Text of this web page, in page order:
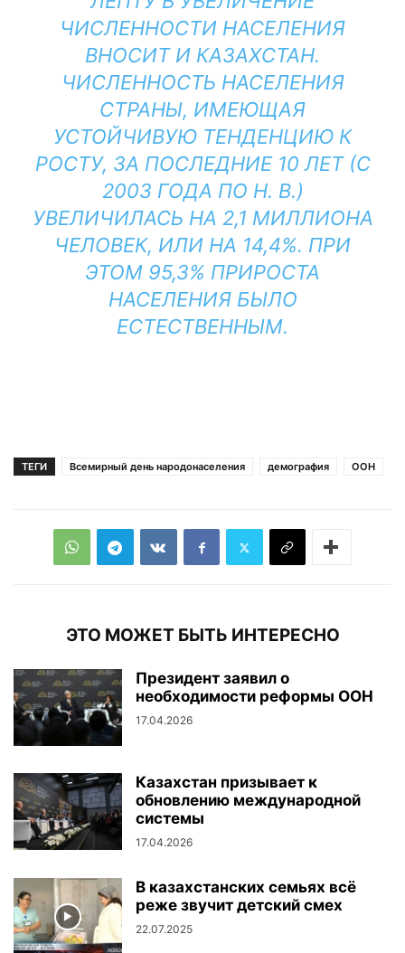
ЧИСЛЕННОСТИ НАСЕЛЕНИЯ
ВНОСИТ И КАЗАХСТАН.
ЧИСЛЕННОСТЬ НАСЕЛЕНИЯ
СТРАНЫ, ИМЕЮЩАЯ
УСТОЙЧИВУЮ ТЕНДЕНЦИЮ К
РОСТУ, ЗА ПОСЛЕДНИЕ 10 ЛЕТ (С
2003 ГОДА ПО Н. В.)
УВЕЛИЧИЛАСЬ НА 2,1 МИЛЛИОНА
ЧЕЛОВЕК, ИЛИ НА 14,4%. ПРИ
ЭТОМ 95,3% ПРИРОСТА
НАСЕЛЕНИЯ БЫЛО
ЕСТЕСТВЕННЫМ.
ТЕГИ Всемирный день народонаселения демография ООН
ЭТО МОЖЕТ БЫТЬ ИНТЕРЕСНО
Президент заявил о
необходимости реформы ООН
17.04.2026
Казахстан призывает к
обновлению международной
системы
17.04.2026
В казахстанских семьях всё
реже звучит детский смех
22.07.2025